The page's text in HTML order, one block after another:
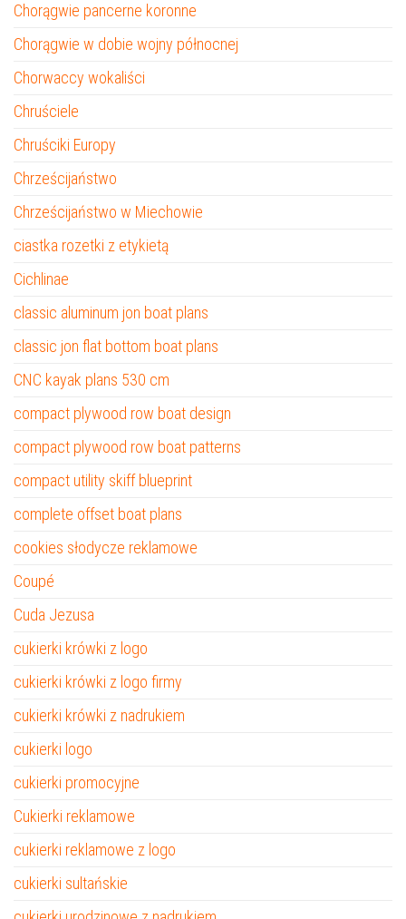
Chorągwie pancerne koronne
Chorągwie w dobie wojny północnej
Chorwaccy wokaliści
Chruściele
Chruściki Europy
Chrześcijaństwo
Chrześcijaństwo w Miechowie
ciastka rozetki z etykietą
Cichlinae
classic aluminum jon boat plans
classic jon flat bottom boat plans
CNC kayak plans 530 cm
compact plywood row boat design
compact plywood row boat patterns
compact utility skiff blueprint
complete offset boat plans
cookies słodycze reklamowe
Coupé
Cuda Jezusa
cukierki krówki z logo
cukierki krówki z logo firmy
cukierki krówki z nadrukiem
cukierki logo
cukierki promocyjne
Cukierki reklamowe
cukierki reklamowe z logo
cukierki sultańskie